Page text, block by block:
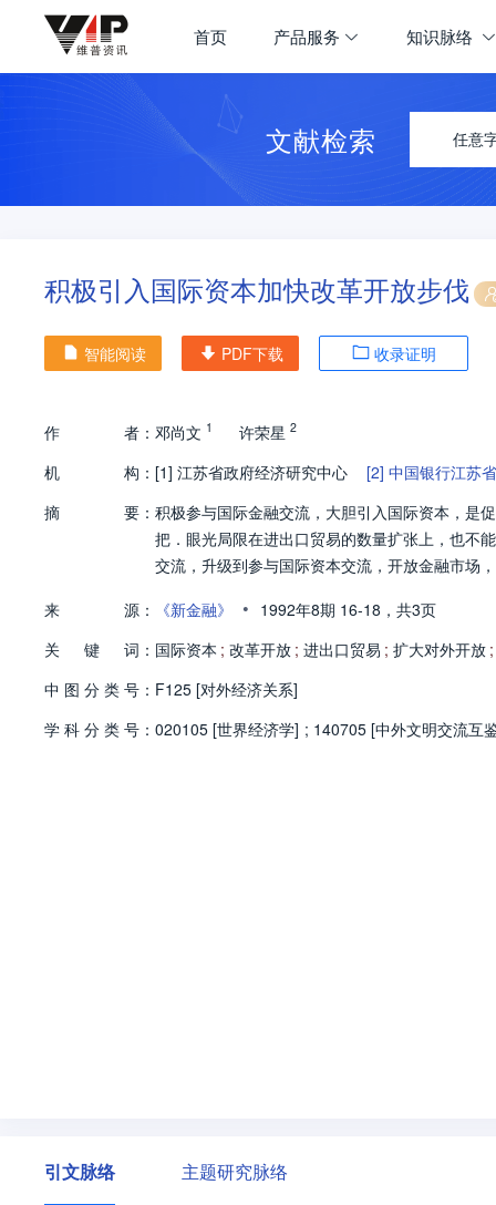
首页 产品服务 知识脉络
文献检索 任意
积极引入国际资本加快改革开放步伐
智能阅读 PDF下载 收录证明
作 者： 邓尚文 1 许荣星 2
机 构： [1] 江苏省政府经济研究中心 [2] 中国银行江苏
摘
要： 积极参与国际金融交流，大胆引入国际资本，是
把．眼光局限在进出口贸易的数量扩张上，也不
交流，升级到参与国际资本交流，开放金融市场
来
源： 《新金融》 • 1992年8期 16-18， 共3页
关
键 词： 国际资本 ; 改革开放 ; 进出口贸易 ; 扩大对外开放 ;
中 图 分 类 号： F125 [对外经济关系]
学 科 分 类 号： 020105 [世界经济学] ; 140705 [中外文明交流互
引文脉络 主题研究脉络